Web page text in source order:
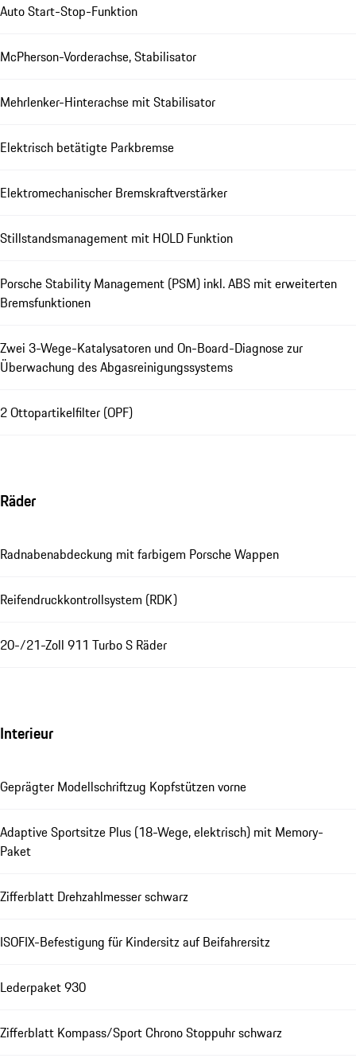
Auto Start-Stop-Funktion
McPherson-Vorderachse, Stabilisator
Mehrlenker-Hinterachse mit Stabilisator
Elektrisch betätigte Parkbremse
Elektromechanischer Bremskraftverstärker
Stillstandsmanagement mit HOLD Funktion
Porsche Stability Management (PSM) inkl. ABS mit erweiterten
Bremsfunktionen
Zwei 3-Wege-Katalysatoren und On-Board-Diagnose zur
Überwachung des Abgasreinigungssystems
2 Ottopartikelfilter (OPF)
Räder
Radnabenabdeckung mit farbigem Porsche Wappen
Reifendruckkontrollsystem (RDK)
20-/21-Zoll 911 Turbo S Räder
Interieur
Geprägter Modellschriftzug Kopfstützen vorne
Adaptive Sportsitze Plus (18-Wege, elektrisch) mit Memory-
Paket
Zifferblatt Drehzahlmesser schwarz
ISOFIX-Befestigung für Kindersitz auf Beifahrersitz
Lederpaket 930
Zifferblatt Kompass/Sport Chrono Stoppuhr schwarz